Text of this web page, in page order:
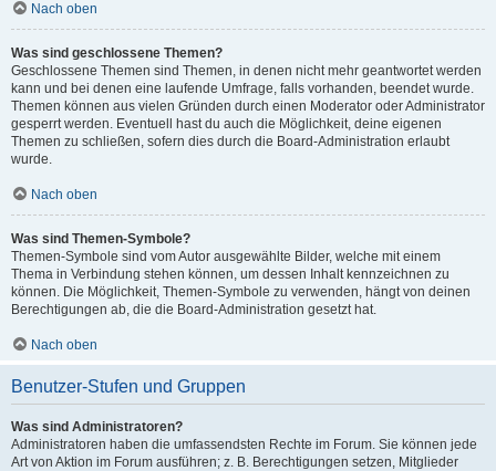
Nach oben
Was sind geschlossene Themen?
Geschlossene Themen sind Themen, in denen nicht mehr geantwortet werden
kann und bei denen eine laufende Umfrage, falls vorhanden, beendet wurde.
Themen können aus vielen Gründen durch einen Moderator oder Administrator
gesperrt werden. Eventuell hast du auch die Möglichkeit, deine eigenen
Themen zu schließen, sofern dies durch die Board-Administration erlaubt
wurde.
Nach oben
Was sind Themen-Symbole?
Themen-Symbole sind vom Autor ausgewählte Bilder, welche mit einem
Thema in Verbindung stehen können, um dessen Inhalt kennzeichnen zu
können. Die Möglichkeit, Themen-Symbole zu verwenden, hängt von deinen
Berechtigungen ab, die die Board-Administration gesetzt hat.
Nach oben
Benutzer-Stufen und Gruppen
Was sind Administratoren?
Administratoren haben die umfassendsten Rechte im Forum. Sie können jede
Art von Aktion im Forum ausführen; z. B. Berechtigungen setzen, Mitglieder